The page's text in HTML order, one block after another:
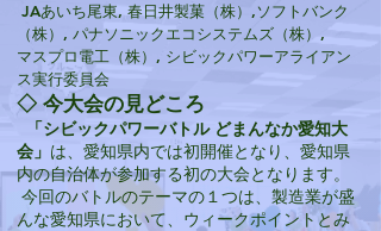
JAあいち尾東, 春日井製菓（株）,ソフトバンク
（株）, パナソニックエコシステムズ（株）,
マスプロ電工（株）, シビックパワーアライアン
ス実行委員会
◇ 今大会の見どころ
「シビックパワーバトル どまんなか愛知大
会」 は、愛知県内では初開催となり、愛知県
内の自治体が参加する初の大会となります。
今回のバトルのテーマの１つは、製造業が盛
んな愛知県において、ウィークポイントとみ